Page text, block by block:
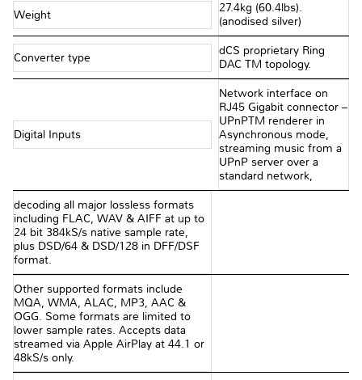
Weight
27.4kg (60.4lbs).
(anodised silver)
Converter type
dCS proprietary Ring
DAC TM topology.
Digital Inputs
Network interface on
RJ45 Gigabit connector –
UPnPTM renderer in
Asynchronous mode,
streaming music from a
UPnP server over a
standard network,
decoding all major lossless formats
including FLAC, WAV & AIFF at up to
24 bit 384kS/s native sample rate,
plus DSD/64 & DSD/128 in DFF/DSF
format.
Other supported formats include
MQA, WMA, ALAC, MP3, AAC &
OGG. Some formats are limited to
lower sample rates. Accepts data
streamed via Apple AirPlay at 44.1 or
48kS/s only.